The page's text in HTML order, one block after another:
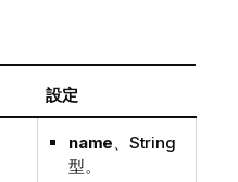
設定
name、String
型。